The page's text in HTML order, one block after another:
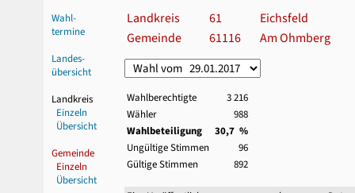
Wahl-
termine
Landes-
übersicht
Landkreis
Einzeln
Übersicht
Gemeinde
Einzeln
Übersicht
Landkreis 61
Eichsfeld
Gemeinde
61116 Am Ohmberg
Wahlberechtigte
3 216
Wähler
988
Wahlbeteiligung
30,7 %
Ungültige Stimmen
96
Gültige Stimmen
892